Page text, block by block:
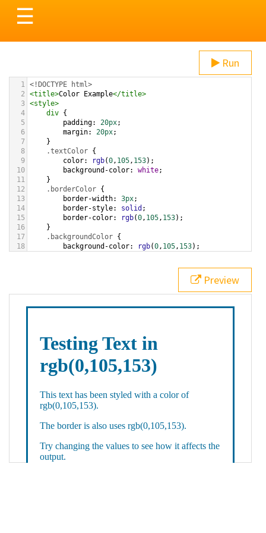
Toggle
navigation
☰
Run
1 <!DOCTYPE html>
2
<title>Color Example</title>
3 <style>
4
div {
5
padding: 20px;
6
margin: 20px;
7
}
8
.textColor {
9
color: rgb(0, 105, 153);
10
background-color: white;
11
}
12
.borderColor {
13
border-width: 3px;
14
border-style: solid ;
15
border-color: rgb(0, 105, 153);
16
}
17
.backgroundColor {
18
background-color: rgb(0, 105, 153);
bottom ,
white, rgb(0,105,153));
div class="textColor borderColor"
< h1>Testing Text in rgb(0,105,153)
Preview